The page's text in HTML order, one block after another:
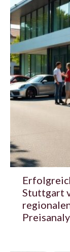
Stuttgart